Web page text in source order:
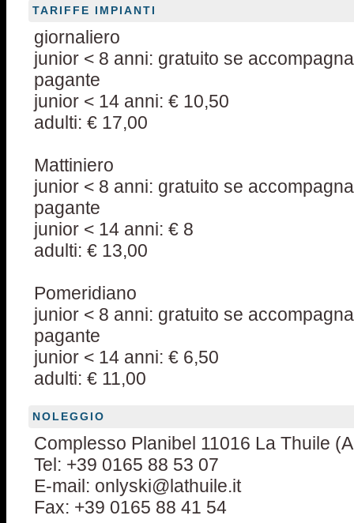
TARIFFE IMPIANTI
giornaliero
junior < 8 anni: gratuito se
pagante
junior < 14 anni: € 10,50
adulti: € 17,00
Mattiniero
junior < 8 anni: gratuito se
pagante
junior < 14 anni: € 8
adulti: € 13,00
Pomeridiano
junior < 8 anni: gratuito se
pagante
junior < 14 anni: € 6,50
adulti: € 11,00
NOLEGGIO
Complesso Planibel 11016 La Thuile
Tel: +39 0165 88 53 07
E-mail: onlyski@lathuile.it
Fax: +39 0165 88 41 54